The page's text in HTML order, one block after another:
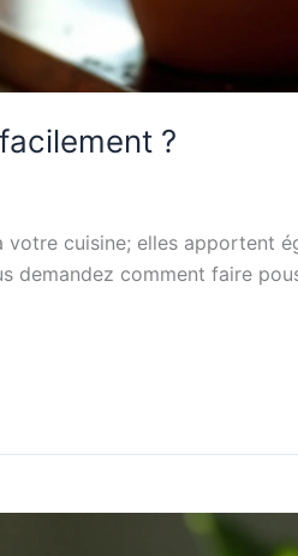
?
cuisine; elles apportent
comment faire